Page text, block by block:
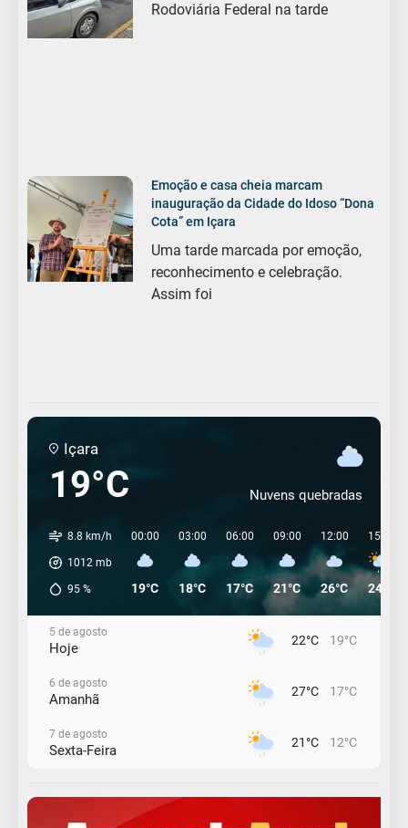
Rodoviária Federal na tarde
Emoção e casa cheia marcam
inauguração da Cidade do Idoso “Dona
Cota” em Içara
Uma tarde marcada por emoção,
reconhecimento e celebração.
Assim foi
Içara
19°C Nuvens quebradas
8.8 km/h
1012 mb
95 %
00:00
19°C
03:00
18°C
06:00
17°C
09:00
21°C
12:00
26°C
15:00
24°C
5 de agosto
Hoje 22°C 19°C
6 de agosto
Amanhã 27°C 17°C
7 de agosto
Sexta-Feira 21°C 12°C
Sábado 23°C 11°C